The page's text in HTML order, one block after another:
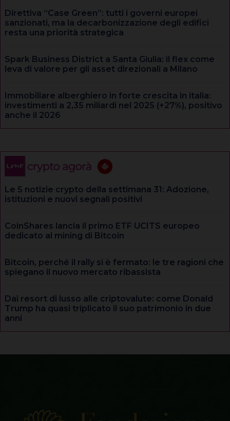
Direttiva “Case Green”: tutti i governi europei
sanzionati, ma la decarbonizzazione degli edifici
resta una priorità strategica
Spark Business District a Santa Giulia: il flex come
leva di valore per gli asset direzionali a Milano
Immobiliare alberghiero in forte crescita in italia:
investimenti a 2,35 miliardi nel 2025 (+27%), positivo
anche il 2026
Le 5 notizie crypto della settimana 31: Adozione,
istituzioni e nuovi segnali positivi
CoinShares lancia il primo ETF UCITS europeo
dedicato al mining di Bitcoin
Bitcoin, perché il rally si è fermato: le tre ragioni che
spiegano il nuovo mercato ribassista
Dai resort di lusso alle criptovalute: come Donald
Trump ha quasi triplicato il suo patrimonio in due
anni